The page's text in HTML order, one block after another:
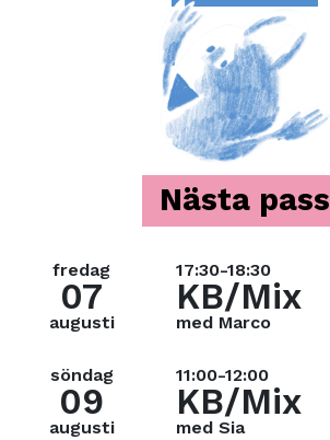
Nästa pass
fredag
07
augusti
17:30-18:30
KB/Mix
med Marco
söndag
09
augusti
11:00-12:00
KB/Mix
med Sia